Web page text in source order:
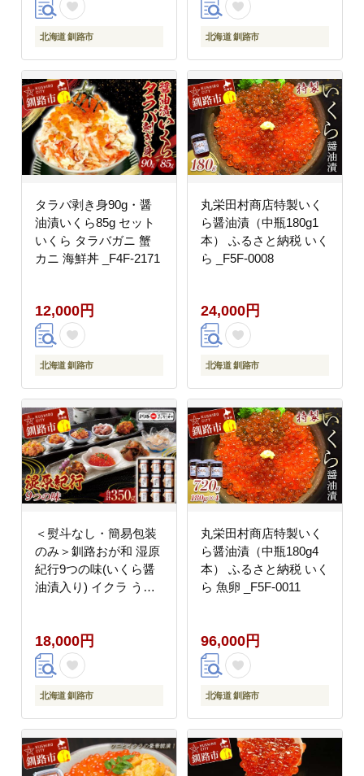
北海道 釧路市 北海道 釧路市
タラバ剥き身90g・醤
油漬いくら85g セット
いくら タラバガニ 蟹
カニ 海鮮丼 _F4F-2171
12,000円
北海道 釧路市
丸栄田村商店特製いく
ら醤油漬（中瓶180g1
本） ふるさと納税 いく
ら _F5F-0008
24,000円
北海道 釧路市
＜熨斗なし・簡易包装
のみ＞釧路おが和 湿原
紀行9つの味(いくら醤
油漬入り) イクラ うに
鮭 秋鮭いくら 父の日
母の日 お中元 贈答 ギ
フト 御中元 贈り物 手
土産 熨斗 のし ラッピ
4488
18,000円
北海道 釧路市
丸栄田村商店特製いく
ら醤油漬（中瓶180g4
本） ふるさと納税 いく
ら 魚卵 _F5F-0011
96,000円
北海道 釧路市